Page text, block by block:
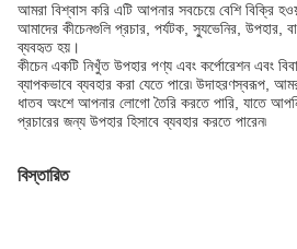
আমরা বিশ্বাস করি এটি আপনার সবচেয়ে বেশি বিক্রি
আমাদের কীচেনগুলি প্রচার, পর্যটক, স্যুভেনির, উপহার,
ব্যবহৃত হয়।
কীচেন একটি নিখুঁত উপহার পণ্য এবং কর্পোরেশন এবং
ব্যাপকভাবে ব্যবহার করা যেতে পারে৷ উদাহরণস্বরূপ,
ধাতব অংশে আপনার লোগো তৈরি করতে পারি, যাতে
প্রচারের জন্য উপহার হিসাবে ব্যবহার করতে পারেন৷
বিস্তারিত